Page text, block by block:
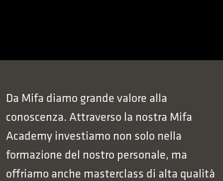
Da Mifa diamo grande valore alla
conoscenza. Attraverso la nostra Mifa
Academy investiamo non solo nella
formazione del nostro personale, ma
offriamo anche masterclass di alta qualità